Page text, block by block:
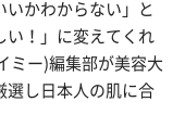
いかわからない」と
い！」に変えてくれ
ミー)編集部が美容大
選し日本人の肌に合